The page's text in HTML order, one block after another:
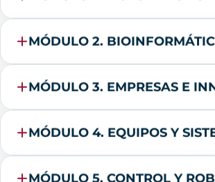
MÓDULO 2.
MÓDULO 3. EMPRESAS E
MÓDULO 4. EQUIPOS Y
MÓDULO 5. CONTROL Y